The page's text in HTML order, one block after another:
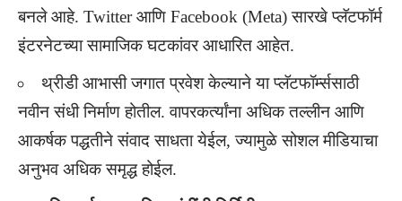
बनले आहे. Twitter आणि Facebook (Meta) सारखे प्लॅटफॉर्म
इंटरनेटच्या सामाजिक घटकांवर आधारित आहेत.
थ्रीडी आभासी जगात प्रवेश केल्याने या प्लॅटफॉर्म्ससाठी
नवीन संधी निर्माण होतील. वापरकर्त्यांना अधिक तल्लीन आणि
आकर्षक पद्धतीने संवाद साधता येईल, ज्यामुळे सोशल मीडियाचा
अनुभव अधिक समृद्ध होईल.